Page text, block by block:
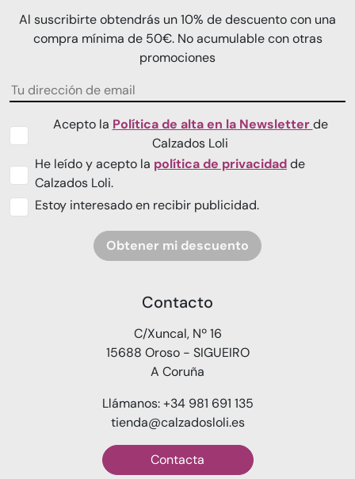
Al suscribirte obtendrás un 10% de descuento con una
compra mínima de 50€. No acumulable con otras
promociones
Acepto la Política de alta en la Newsletterde
Calzados Loli
He leído y acepto la política de privacidadde
Calzados Loli.
Estoy interesado en recibir publicidad.
Obtener mi descuento
Contacto
C/Xuncal, Nº 16
15688 Oroso - SIGUEIRO
A Coruña
Llámanos: +34 981 691 135
tienda@calzadosloli.es
Contacta